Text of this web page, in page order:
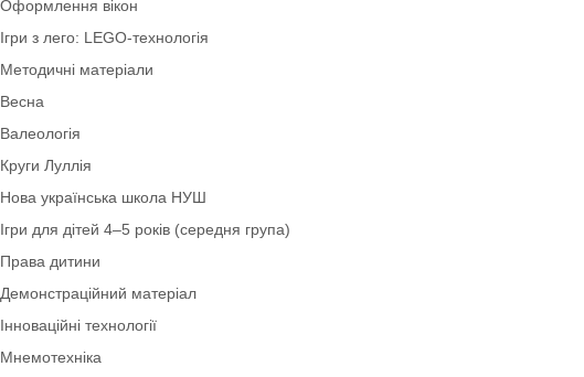
Художня література
Англійська мова
Коректурні таблиці
Оформлення НУШ
Оформлення вікон
Ігри з лего: LEGO-технологія
Методичні матеріали
Весна